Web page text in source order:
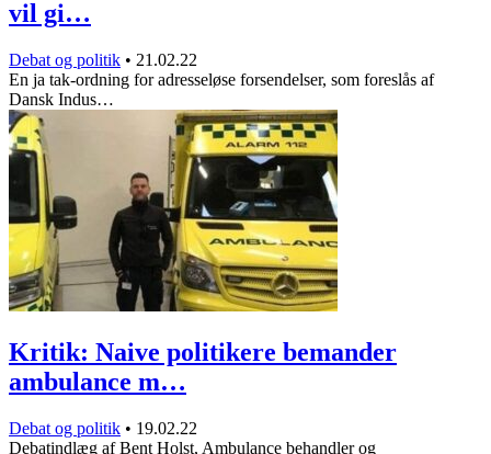
vil gi…
Debat og politik • 21.02.22
En ja tak-ordning for adresseløse forsendelser, som foreslås af
Dansk Indus…
Kritik: Naive politikere bemander
ambulance m…
Debat og politik • 19.02.22
Debatindlæg af Bent Holst, Ambulance behandler og